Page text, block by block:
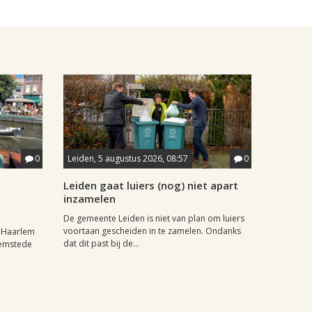
0 Leiden, 5 augustus 2026, 08:57 0
Leiden gaat luiers (nog) niet apart
inzamelen
De gemeente Leiden is niet van plan om luiers
voortaan gescheiden in te zamelen. Ondanks
dat dit past bij de...